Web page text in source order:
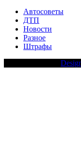
Автосоветы
ДТП
Новости
Разное
Штрафы